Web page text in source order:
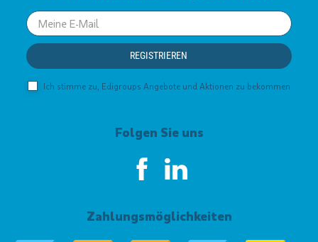
Your
email
REGISTRIEREN
Ich stimme zu, Edigroups Angebote und Aktionen zu bekommen
Folgen Sie uns
Zahlungsmöglichkeiten